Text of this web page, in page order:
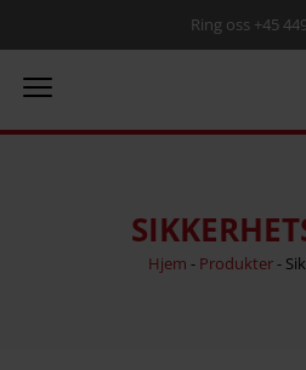
Ring oss +45
Hjem - Produkter-